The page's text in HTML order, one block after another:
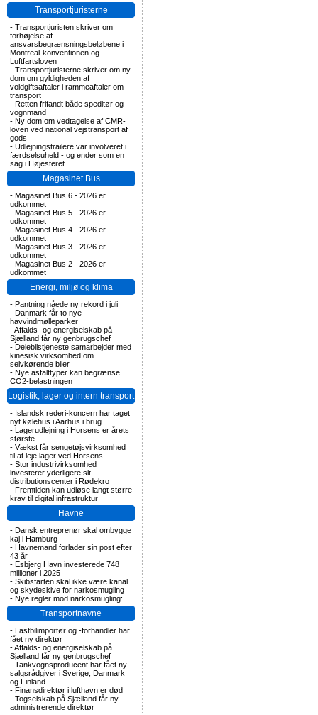
Transportjuristerne
- Transportjuristen skriver om
forhøjelse af
ansvarsbegrænsningsbeløbene i
Montreal-konventionen og
Luftfartsloven
- Transportjuristerne skriver om ny
dom om gyldigheden af
voldgiftsaftaler i rammeaftaler om
transport
- Retten frifandt både speditør og
vognmand
- Ny dom om vedtagelse af CMR-
loven ved national vejstransport af
gods
- Udlejningstrailere var involveret i
færdselsuheld - og ender som en
sag i Højesteret
Magasinet Bus
- Magasinet Bus 6 - 2026 er
udkommet
- Magasinet Bus 5 - 2026 er
udkommet
- Magasinet Bus 4 - 2026 er
udkommet
- Magasinet Bus 3 - 2026 er
udkommet
- Magasinet Bus 2 - 2026 er
udkommet
Energi, miljø og klima
- Pantning nåede ny rekord i juli
- Danmark får to nye
havvindmølleparker
-Affalds- og energiselskab på
Sjælland får ny genbrugschef
- Delebilstjeneste samarbejder med
kinesisk virksomhed om
selvkørende biler
- Nye asfalttyper kan begrænse
CO2-belastningen
Logistik, lager og intern transport
- Islandsk rederi-koncern har taget
nyt kølehus i Aarhus i brug
- Lagerudlejning i Horsens er årets
største
- Vækst får sengetøjsvirksomhed
til at leje lager ved Horsens
- Stor industrivirksomhed
investerer yderligere sit
distributionscenter i Rødekro
- Fremtiden kan udløse langt større
krav til digital infrastruktur
Havne
- Dansk entreprenør skal ombygge
kaj i Hamburg
- Havnemand forlader sin post efter
43 år
- Esbjerg Havn investerede 748
millioner i 2025
- Skibsfarten skal ikke være kanal
og skydeskive for narkosmugling
- Nye regler mod narkosmugling:
Transportnavne
- Lastbilimportør og -forhandler har
fået ny direktør
-Affalds- og energiselskab på
Sjælland får ny genbrugschef
- Tankvognsproducent har fået ny
salgsrådgiver i Sverige, Danmark
og Finland
- Finansdirektør i lufthavn er død
- Togselskab på Sjælland får ny
administrerende direktør